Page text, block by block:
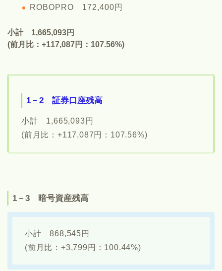
ROBOPRO 172,400円
小計 1,665,093円
(前月比：+117,087円：107.56%)
1－2 証券口座残高
小計 1,665,093円
(前月比：+117,087円：107.56%)
1－3 暗号資産残高
小計 868,545円
(前月比：+3,799円：100.44%)